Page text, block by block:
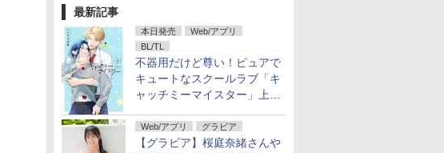
最新記事
本日発売
Web/アプリ
BL/TL
不器用だけど尊い！ピュアで
キュートなスクールラブ「キ
ャッチミーマイスター」上・
Web/アプリ グラビア
【グラビア】桜庭奈緒さんや